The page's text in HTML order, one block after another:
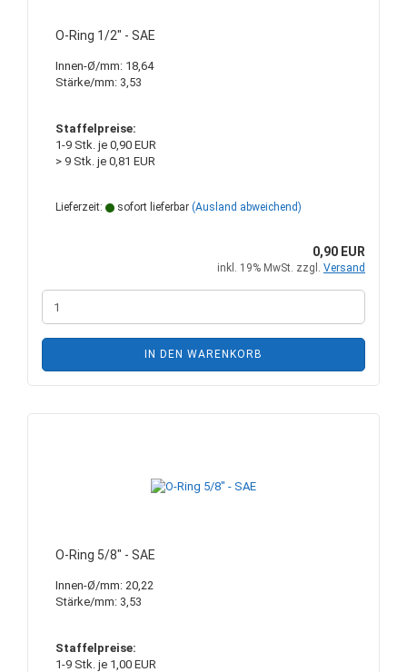
O-Ring 1/2" - SAE
Innen-Ø/mm: 18,64
Stärke/mm: 3,53
Staffelpreise:
1-9 Stk. je 0,90 EUR
> 9 Stk. je 0,81 EUR
Lieferzeit: sofort lieferbar (Ausland abweichend)
0,90 EUR
inkl. 19% MwSt. zzgl. Versand
IN DEN WARENKORB
O-Ring 5/8" - SAE
Innen-Ø/mm: 20,22
Stärke/mm: 3,53
Staffelpreise:
1-9 Stk. je 1,00 EUR